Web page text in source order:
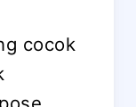
cocok